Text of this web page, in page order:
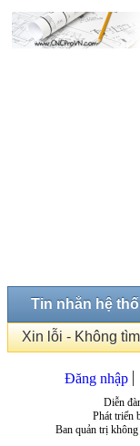
Tin nhắn hệ
Xin lỗi - Không
Đăng nhập
Diễn
Phát triển
Ban quản trị